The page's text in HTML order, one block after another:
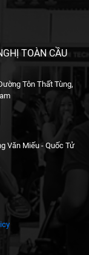
TOÀN CẦU
Tôn Thất Tùng,
Văn Miếu - Quốc Tử